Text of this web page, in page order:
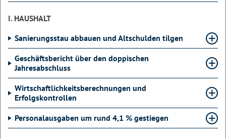
I. HAUSHALT
Sanierungsstau abbauen und Altschulden tilgen
Geschäftsbericht über den doppischen
Jahresabschluss
Wirtschaftlichkeitsberechnungen und
Erfolgskontrollen
Personalausgaben um rund 4,1 % gestiegen